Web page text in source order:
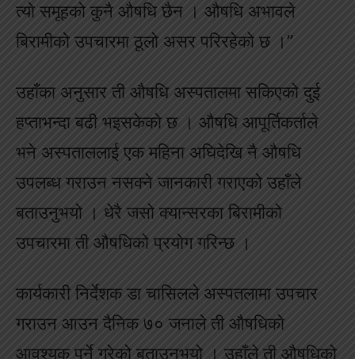
त्यो समूहको कुनै औषधि छैन । औषधि अभावले
बिरामीको उपचारमा ठूलो असर परिरहेको छ ।”
उहाँका अनुसार ती औषधि अस्पतालमा सकिएको दुई
हप्ताभन्दा बढी भइसकेको छ । औषधि आपूर्तिकर्ताले
भने अस्पताललाई एक महिना अघिदेखि नै औषधि
उपलब्ध गराउन नसक्ने जानकारी गराएको उहाँले
बताउनुभयो । धेरै जसो क्यान्सरका बिरामीको
उपचारमा ती औषधिको प्रयोग गरिन्छ ।
कार्यकारी निर्देशक डा चासिलले अस्पतलामा उपचार
गराउन आउन दैनिक ७० जनाले ती औषधिको
आवश्यक पर्ने गरेको बताउनुभयो । उहाँले ती औषधिको